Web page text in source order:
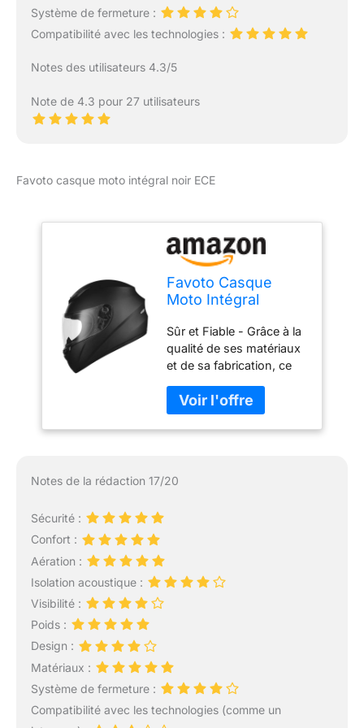
de la conduite à une
vitesse élevée. Ne
autocollants
Système de fermeture :
Compatibilité avec les technologies :
Notes des utilisateurs 4.3/5
Note de 4.3 pour 27 utilisateurs
Favoto casque moto intégral noir ECE
Favoto Casque
Moto Intégral
Noir M (57-58cm)
Sûr et Fiable - Grâce à la
qualité de ses matériaux
et de sa fabrication, ce
aux normes de sécurité
européennes strictes:
ECE 22.06. Le label ECE
dans toute l'Europe.
une résistance aux
Léger et Confortable - Le
casque est très léger et
peut être facilement
Notes de la rédaction 17/20
Sécurité :
Confort :
Aération :
Isolation acoustique :
Visibilité :
Poids :
Design :
Matériaux :
Système de fermeture :
Compatibilité avec les technologies (comme un